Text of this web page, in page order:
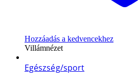
Hozzáadás a kedvencekhez
Villámnézet
Egészség/sport